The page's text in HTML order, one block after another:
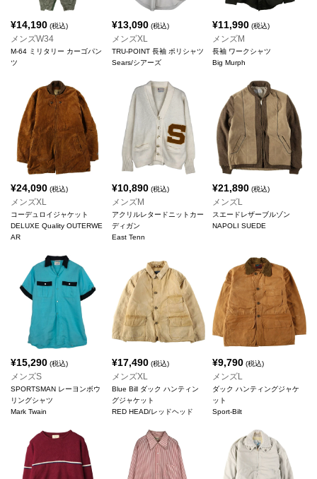
¥14,190 (税込)
メンズW34
M-64 ミリタリー カーゴパン
ツ
¥13,090(税込)
メンズXL
TRU-POINT 長袖 ポリシャツ
Sears/シアーズ
¥11,990 (税込)
メンズM
長袖 ワークシャツ
Big Murph
¥24,090 (税込)
メンズXL
コーデュロイジャケット
DELUXE Quality OUTERWE
AR
¥10,890(税込)
メンズM
アクリルレタードニットカー
ディガン
East Tenn
¥21,890 (税込)
メンズL
スエードレザーブルゾン
NAPOLI SUEDE
¥15,290 (税込)
メンズS
SPORTSMAN レーヨンボウ
リングシャツ
Mark Twain
¥17,490(税込)
メンズXL
Blue Bill ダック ハンティン
グジャケット
RED HEAD/レッドヘッド
¥9,790 (税込)
メンズL
ダック ハンティングジャケ
ット
Sport-Bilt